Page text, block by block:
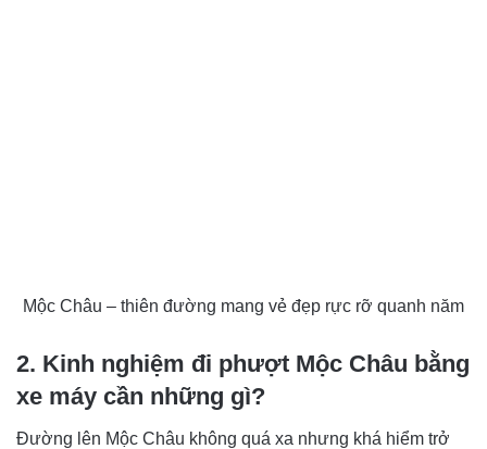
Mộc Châu – thiên đường mang vẻ đẹp rực rỡ quanh năm
2. Kinh nghiệm đi phượt Mộc Châu bằng
xe máy cần những gì?
Đường lên Mộc Châu không quá xa nhưng khá hiểm trở